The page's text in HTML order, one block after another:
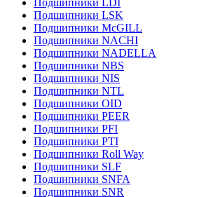
Подшипники LDI
Подшипники LSK
Подшипники McGILL
Подшипники NACHI
Подшипники NADELLA
Подшипники NBS
Подшипники NIS
Подшипники NTL
Подшипники OID
Подшипники PEER
Подшипники PFI
Подшипники PTI
Подшипники Roll Way
Подшипники SLF
Подшипники SNFA
Подшипники SNR